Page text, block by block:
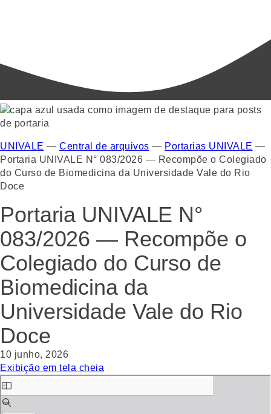
UNIVALE — Central de arquivos — Portarias UNIVALE —
Portaria UNIVALE N° 083/2026 — Recompõe o Colegiado
do Curso de Biomedicina da Universidade Vale do Rio
Doce
Portaria UNIVALE N°
083/2026 — Recompõe o
Colegiado do Curso de
Biomedicina da
Universidade Vale do Rio
Doce
10 junho, 2026
Exibição em tela cheia
Skip
to
PDF